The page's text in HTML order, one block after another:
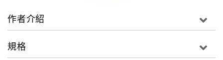
磨」、「浸茶包」、「恭喜發財」（出自〈男性技巧
篇〉）？什麼又是「五味雞」、「磨珍珠」、「包水
嚨」，該如何入口？什麼樣的體位較容易進行？還能搭
作者介紹
規格